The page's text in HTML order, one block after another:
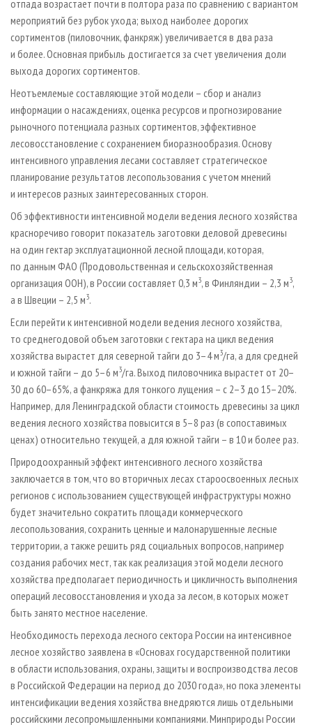
отпада возрастает почти в полтора раза по сравнению с вариантом
мероприятий без рубок ухода; выход наиболее дорогих
сортиментов (пиловочник, фанкряж) увеличивается в два раза
и более. Основная прибыль достигается за счет увеличения доли
выхода дорогих сортиментов.
Неотъемлемые составляющие этой модели – сбор и анализ
информации о насаждениях, оценка ресурсов и прогнозирование
рыночного потенциала разных сортиментов, эффективное
лесовосстановление с сохранением биоразнообразия. Основу
интенсивного управления лесами составляет стратегическое
планирование результатов лесопользования с учетом мнений
и интересов разных заинтересованных сторон.
Об эффективности интенсивной модели ведения лесного хозяйства
красноречиво говорит показатель заготовки деловой древесины
на один гектар эксплуатационной лесной площади, которая,
по данным ФАО (Продовольственная и сельскохозяйственная
организация ООН), в России составляет 0,3 м3, в Финляндии – 2,3 м3,
а в Швеции – 2,5 м3.
Если перейти к интенсивной модели ведения лесного хозяйства,
то среднегодовой объем заготовки с гектара на цикл ведения
хозяйства вырастет для северной тайги до 3–4 м3/га, а для средней
и южной тайги – до 5–6 м3/га. Выход пиловочника вырастет от 20–
30 до 60–65%, а фанкряжа для тонкого лущения – с 2–3 до 15–20%.
Например, для Ленинградской области стоимость древесины за цикл
ведения лесного хозяйства повысится в 5–8 раз (в сопоставимых
ценах) относительно текущей, а для южной тайги – в 10 и более раз.
Природоохранный эффект интенсивного лесного хозяйства
заключается в том, что во вторичных лесах староосвоенных лесных
регионов с использованием существующей инфраструктуры можно
будет значительно сократить площади коммерческого
лесопользования, сохранить ценные и малонарушенные лесные
территории, а также решить ряд социальных вопросов, например
создания рабочих мест, так как реализация этой модели лесного
хозяйства предполагает периодичность и цикличность выполнения
операций лесовосстановления и ухода за лесом, в которых может
быть занято местное население.
Необходимость перехода лесного сектора России на интенсивное
лесное хозяйство заявлена в «Основах государственной политики
в области использования, охраны, защиты и воспроизводства лесов
в Российской Федерации на период до 2030 года», но пока элементы
интенсификации ведения хозяйства внедряются лишь отдельными
российскими лесопромышленными компаниями. Минприроды России